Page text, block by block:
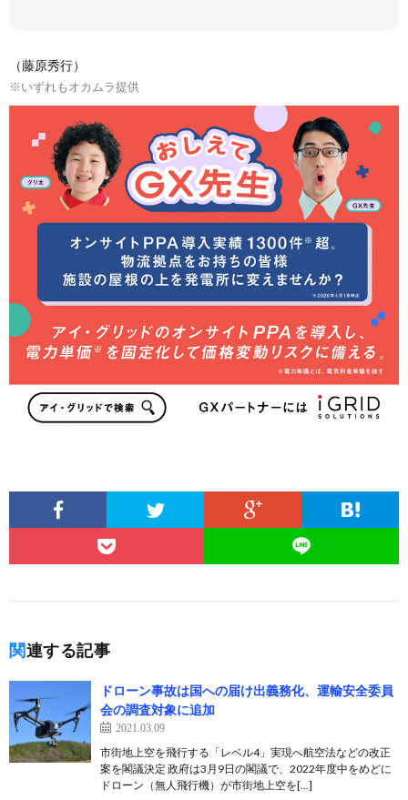
（藤原秀行）
※いずれもオカムラ提供
関連する記事
ドローン事故は国への届け出義務化、運輸安全委員
会の調査対象に追加
2021.03.09
市街地上空を飛行する「レベル4」実現へ航空法などの改正
案を閣議決定 政府は3月9日の閣議で、2022年度中をめどに
ドローン（無人飛行機）が市街地上空を[…]